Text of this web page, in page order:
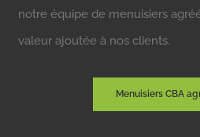
notre équipe de menuisiers
valeur ajoutée à nos clients.
Menuisiers CBA